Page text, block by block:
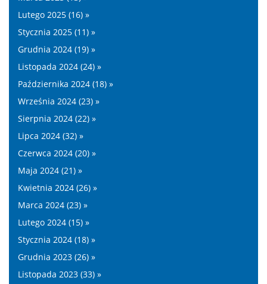
Lutego 2025 (16) »
Stycznia 2025 (11) »
Grudnia 2024 (19) »
Listopada 2024 (24) »
Października 2024 (18) »
Września 2024 (23) »
Sierpnia 2024 (22) »
Lipca 2024 (32) »
Czerwca 2024 (20) »
Maja 2024 (21) »
Kwietnia 2024 (26) »
Marca 2024 (23) »
Lutego 2024 (15) »
Stycznia 2024 (18) »
Grudnia 2023 (26) »
Listopada 2023 (33) »